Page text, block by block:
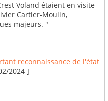
Voland étaient en visite
Cartier-Moulin,
majeurs. "
reconnaissance de l'état
2024 ]